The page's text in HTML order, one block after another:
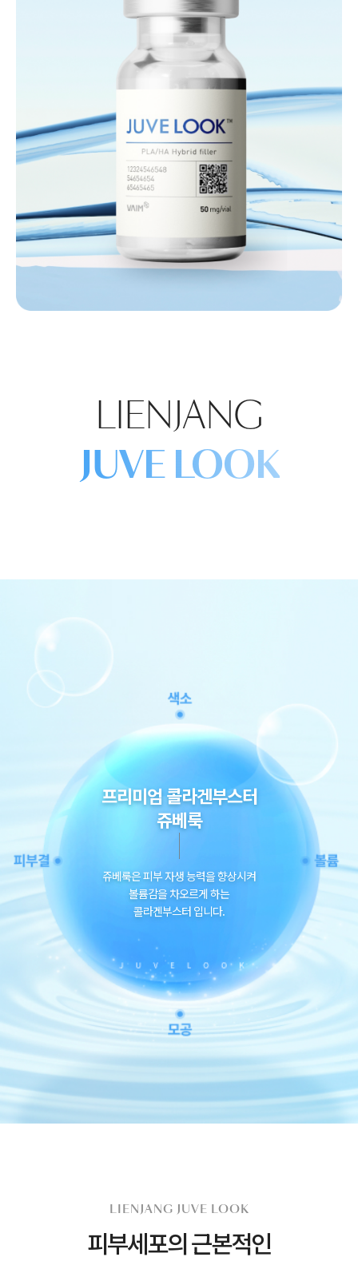
LIENJANG
JUVE LOOK
프리미엄 콜라겐부스터
쥬베룩
쥬베룩은 피부 자생 능력을 향상시켜
볼륨감을 차오르게 하는
콜라겐부스터 입니다.
LIENJANG JUVE LOOK
피부세포의 근본적인